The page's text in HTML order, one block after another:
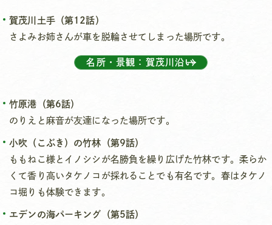
賀茂川土手（第12話）
さよみお姉さんが車を脱輪させてしまった場所です。
名所・景観：賀茂川沿い
竹原港（第6話）
のりえと麻音が友達になった場所です。
小吹（こぶき）の竹林（第9話）
ももねこ様とイノシシが名勝負を繰り広げた竹林です。柔らか
くて香り高いタケノコが採れることでも有名です。春はタケノ
コ堀りも体験できます。
エデンの海パーキング（第5話）